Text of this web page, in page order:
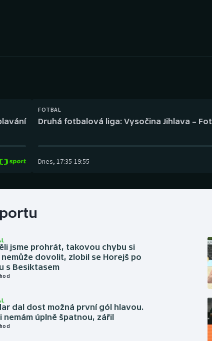
Gymnastika Plážový volejbal
FOTBAL
Druhá fotbalová liga: Vysočina Jihlava –
Dnes, 17:35-19:55
jsme prohrát, takovou chybu si
nemůže dovolit, zlobil se Horejš po
s Besiktasem
dal dost možná první gól hlavou.
nemám úplně špatnou, zářil